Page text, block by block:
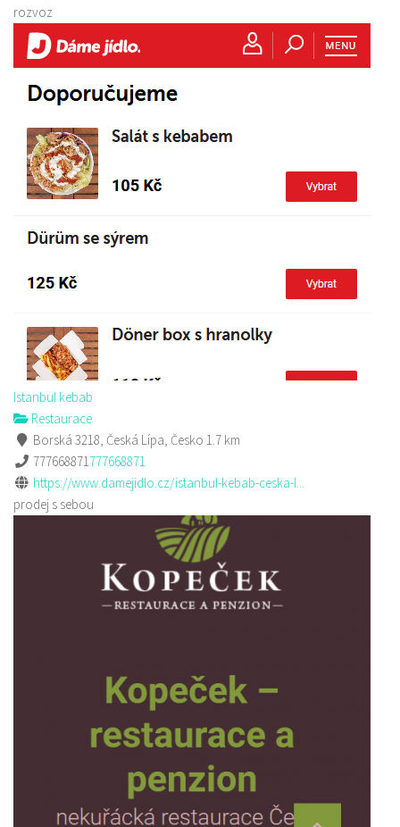
rozvoz
Istanbul kebab
Restaurace
Borská 3218, Česká Lípa, Česko 1.7 km
777668871777668871
https://www.damejidlo.cz/istanbul-kebab-ceska-l...
prodej s sebou